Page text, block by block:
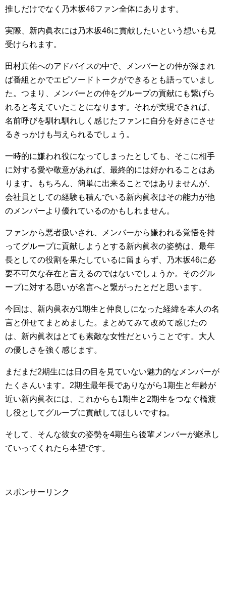
推しだけでなく乃木坂46ファン全体にあります。
実際、新内眞衣には乃木坂46に貢献したいという想いも見
受けられます。
田村真佑へのアドバイスの中で、メンバーとの仲が深まれ
ば番組とかでエピソードトークができるとも語っていまし
た。つまり、メンバーとの仲をグループの貢献にも繋げら
れると考えていたことになります。それが実現できれば、
名前呼びを馴れ馴れしく感じたファンに自分を好きにさせ
るきっかけも与えられるでしょう。
一時的に嫌われ役になってしまったとしても、そこに相手
に対する愛や敬意があれば、最終的には好かれることはあ
ります。もちろん、簡単に出来ることではありませんが、
会社員としての経験も積んでいる新内眞衣はその能力が他
のメンバーより優れているのかもしれません。
ファンから悪者扱いされ、メンバーから嫌われる覚悟を持
ってグループに貢献しようとする新内眞衣の姿勢は、最年
長としての役割を果たしているに留まらず、乃木坂46に必
要不可欠な存在と言えるのではないでしょうか。そのグル
ープに対する思いが名言へと繋がったとだと思います。
今回は、新内眞衣が1期生と仲良しになった経緯を本人の名
言と併せてまとめました。まとめてみて改めて感じたの
は、新内眞衣はとても素敵な女性だということです。大人
の優しさを強く感じます。
まだまだ2期生には日の目を見ていない魅力的なメンバーが
たくさんいます。2期生最年長でありながら1期生と年齢が
近い新内眞衣には、これからも1期生と2期生をつなぐ橋渡
し役としてグループに貢献してほしいですね。
そして、そんな彼女の姿勢を4期生ら後輩メンバーが継承し
ていってくれたら本望です。
スポンサーリンク